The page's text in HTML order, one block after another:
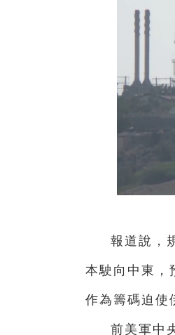
報道說，
本駛向中東，
作為籌碼迫使
前美軍中